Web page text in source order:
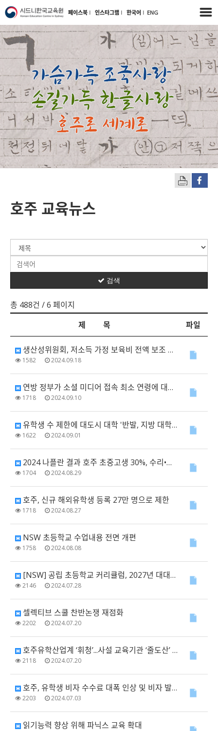
페이스북 l 인스타그램 l 한국어 l ENG
호주 교육뉴스
총 488건 / 6 페이지
검색
제 목 파일
생산성위원회, 저소득 가정 보육비 전액 보조 권장
1582 2024.09.18
연방 정부가 소셜 미디어 접속 최소 연령에 대한 법안을 도입할 예정
1718 2024.09.10
유학생 수 제한에 대도시 대학 '반발, 지방 대학 '환영'
1622 2024.09.01
2024 나플란 결과 호주 초중고생 30%, 수리•문해력 기준학력 미달
1704 2024.08.29
호주, 신규 해외유학생 등록 27만 명으로 제한
1718 2024.08.27
NSW 초등학교 수업내용 전면 개편
1758 2024.08.08
[NSW] 공립 초등학교 커리큘럼, 2027년 대대적 개편 예정
2146 2024.07.28
셀렉티브 스쿨 찬반논쟁 재점화
2202 2024.07.20
호주유학산업계 ‘휘청’...사설 교육기관 ‘줄도산’ 가시화
2118 2024.07.20
호주, 유학생 비자 수수료 대폭 인상 및 비자 발급 제한
2203 2024.07.03
읽기능력 향상 위해 파닉스 교육 확대